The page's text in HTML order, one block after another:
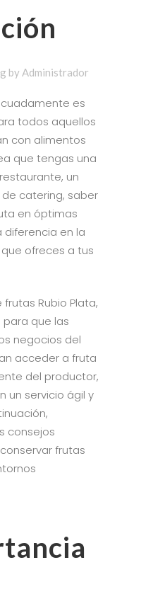
by Administrador
es
todos aquellos
con alimentos
que tengas una
un
catering, saber
en óptimas
diferencia en la
ofreces a tus
Rubio Plata,
que las
negocios del
acceder a fruta
del productor,
un servicio ágil y
consejos
frutas